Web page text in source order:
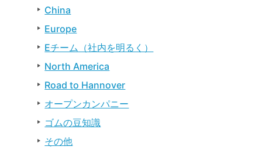
China
Europe
Eチーム（社内を明るく）
North America
Road to Hannover
オープンカンパニー
ゴムの豆知識
その他